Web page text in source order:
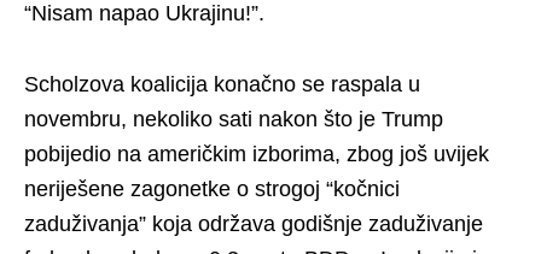
“Nisam napao Ukrajinu!”.
Scholzova koalicija konačno se raspala u
novembru, nekoliko sati nakon što je Trump
pobijedio na američkim izborima, zbog još uvijek
neriješene zagonetke o strogoj “kočnici
zaduživanja” koja održava godišnje zaduživanje